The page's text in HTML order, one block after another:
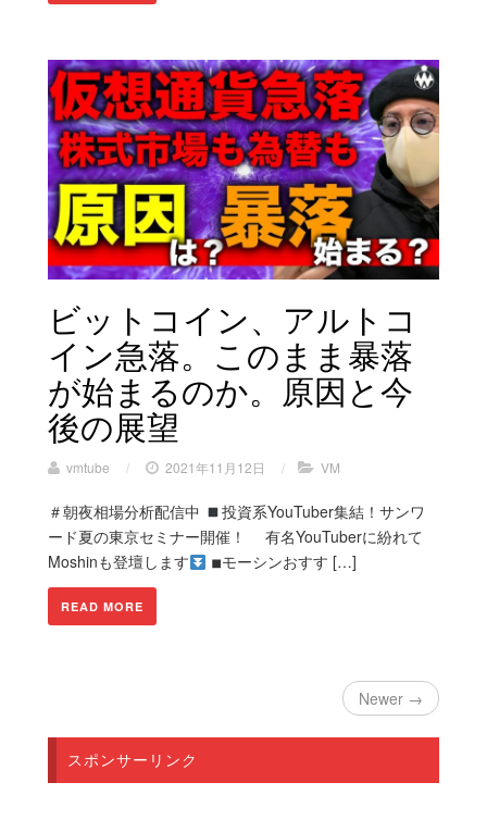
ビットコイン、アルトコ
イン急落。このまま暴落
が始まるのか。原因と今
後の展望
vmtube / 2021年11月12日 / VM
＃朝夜相場分析配信中
投資系YouTuber集結！サンワ
ード夏の東京セミナー開催！ 有名YouTuberに紛れて
Moshinも登壇します
◾︎モーシンおすす […]
READ MORE
Newer →
スポンサーリンク